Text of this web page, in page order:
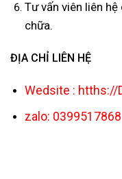
Tư vấn viên liên
chữa.
ĐỊA CHỈ LIÊN HỆ
Wedsite : htths://
zalo: